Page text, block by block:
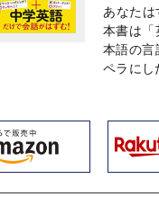
あなた
本書は
本語の
ペラにし